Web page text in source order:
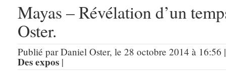
Mayas – Révélation d’un
Oster.
Publié par Daniel Oster, le 28 octobre 2014 à
Des expos |